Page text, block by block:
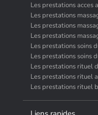
Les prestations acces
Les prestations
Les prestations
Les prestations
Les prestations soins
Les prestations soins
Les prestations rituel
Les prestations rituel
Les prestations rituel